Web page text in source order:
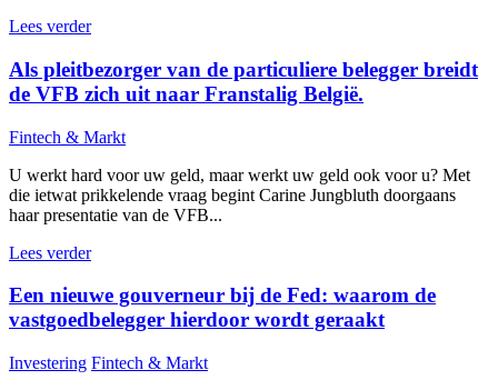
Lees verder
Als pleitbezorger van de particuliere belegger breidt
de VFB zich uit naar Franstalig België.
Fintech & Markt
U werkt hard voor uw geld, maar werkt uw geld ook voor u? Met
die ietwat prikkelende vraag begint Carine Jungbluth doorgaans
haar presentatie van de VFB...
Lees verder
Een nieuwe gouverneur bij de Fed: waarom de
vastgoedbelegger hierdoor wordt geraakt
Investering Fintech & Markt